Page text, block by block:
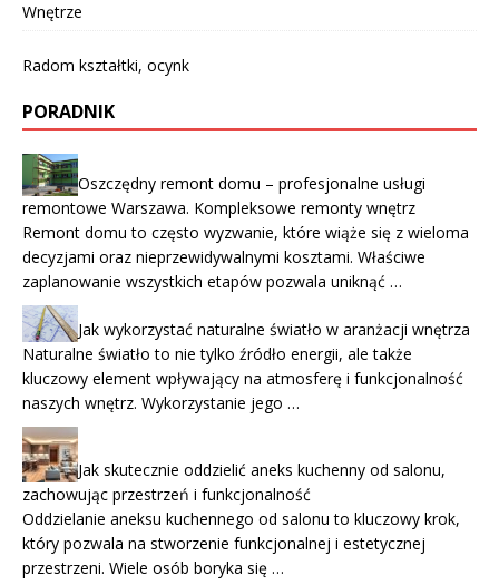
Wnętrze
Radom kształtki, ocynk
PORADNIK
Oszczędny remont domu – profesjonalne usługi
remontowe Warszawa. Kompleksowe remonty wnętrz
Remont domu to często wyzwanie, które wiąże się z wieloma
decyzjami oraz nieprzewidywalnymi kosztami. Właściwe
zaplanowanie wszystkich etapów pozwala uniknąć …
Jak wykorzystać naturalne światło w aranżacji wnętrza
Naturalne światło to nie tylko źródło energii, ale także
kluczowy element wpływający na atmosferę i funkcjonalność
naszych wnętrz. Wykorzystanie jego …
Jak skutecznie oddzielić aneks kuchenny od salonu,
zachowując przestrzeń i funkcjonalność
Oddzielanie aneksu kuchennego od salonu to kluczowy krok,
który pozwala na stworzenie funkcjonalnej i estetycznej
przestrzeni. Wiele osób boryka się …